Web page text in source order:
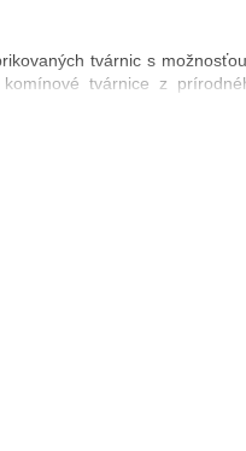
tvárnic s
tvárnice z